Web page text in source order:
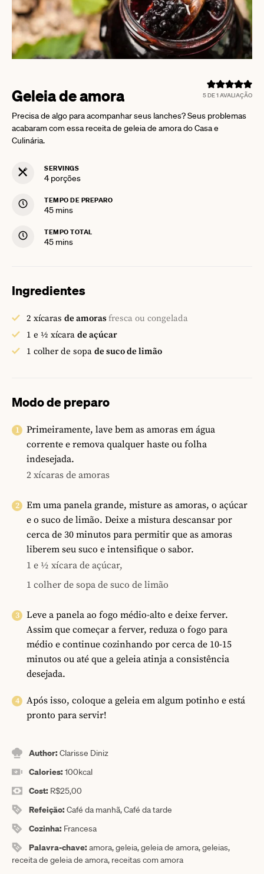
5DE 1 AVALIAÇÃO
Geleia de amora
Precisa de algo para acompanhar seus lanches? Seus problemas
acabaram com essa receita de geleia de amora do Casa e
Culinária.
SERVINGS
4 porções
TEMPO DE PREPARO
45minutes
mins
TEMPO TOTAL
45minutes
mins
Ingredientes
2 xícaras de amorasfresca ou congelada
1 e ½ xícara de açúcar
1 colher de sopa de suco de limão
Modo de preparo
Primeiramente, lave bem as amoras em água
corrente e remova qualquer haste ou folha
indesejada.
2 xícaras de amoras
Em uma panela grande, misture as amoras, o açúcar
e o suco de limão. Deixe a mistura descansar por
cerca de 30 minutos para permitir que as amoras
liberem seu suco e intensifique o sabor.
1 e ½ xícara de açúcar,
1 colher de sopa de suco de limão
Leve a panela ao fogo médio-alto e deixe ferver.
Assim que começar a ferver, reduza o fogo para
médio e continue cozinhando por cerca de 10-15
minutos ou até que a geleia atinja a consistência
desejada.
Após isso, coloque a geleia em algum potinho e está
pronto para servir!
Author:Clarisse Diniz
Calories:100kcal
Cost: R$25,00
Refeição:Café da manhã, Café da tarde
Cozinha: Francesa
Palavra-chave:amora, geleia, geleia de amora, geleias,
receita de geleia de amora, receitas com amora